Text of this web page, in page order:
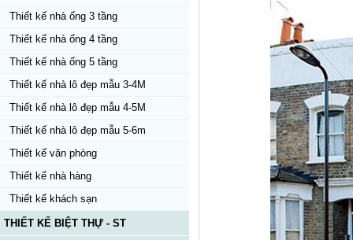
Thiết kế nhà ống 3 tầng
Thiết kế nhà ống 4 tầng
Thiết kế nhà ống 5 tầng
Thiết kế nhà lô đẹp mẫu 3-4M
Thiết kế nhà lô đẹp mẫu 4-5M
Thiết kế nhà lô đẹp mẫu 5-6m
Thiết kế văn phòng
Thiết kế nhà hàng
Thiết kế khách sạn
THIẾT KẾ BIỆT THỰ - ST